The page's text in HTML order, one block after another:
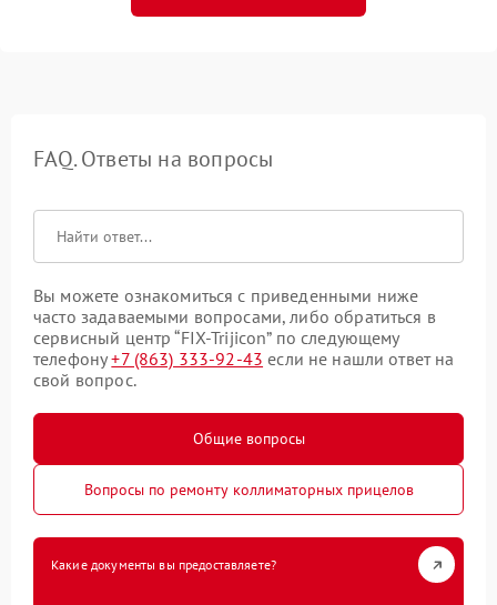
FAQ. Ответы на вопросы
Вы можете ознакомиться с приведенными ниже
часто задаваемыми вопросами, либо обратиться в
сервисный центр “FIX-Trijicon” по следующему
телефону+7 (863) 333-92-43 если не нашли ответ на
свой вопрос.
Общие вопросы
Вопросы по ремонту коллиматорных прицелов
Какие документы вы предоставляете?